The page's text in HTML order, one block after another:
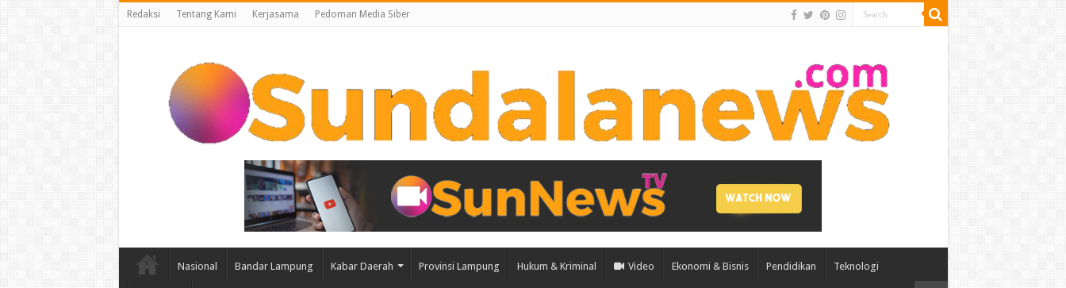
Redaksi Tentang Kami Kerjasama Pedoman Media Siber
Nasional Bandar Lampung Kabar Daerah Provinsi Lampung Hukum & Kriminal Video Ekonomi & Bisnis Pendidikan Teknologi